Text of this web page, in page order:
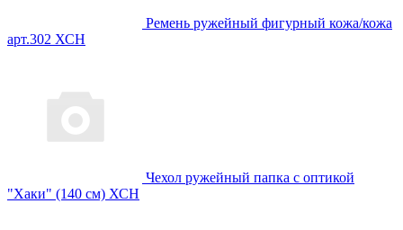
Ремень ружейный фигурный кожа/кожа
арт.302 ХСН
Чехол ружейный папка с оптикой
"Хаки" (140 см) ХСН